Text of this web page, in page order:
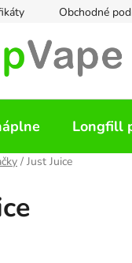
Obchodné
Longfill
/ Just Juice